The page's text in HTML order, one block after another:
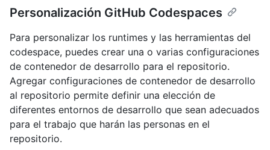
Personalización GitHub Codespaces
Para personalizar los runtimes y las herramientas del
codespace, puedes crear una o varias configuraciones
de contenedor de desarrollo para el repositorio.
Agregar configuraciones de contenedor de desarrollo
al repositorio permite definir una elección de
diferentes entornos de desarrollo que sean adecuados
para el trabajo que harán las personas en el
repositorio.